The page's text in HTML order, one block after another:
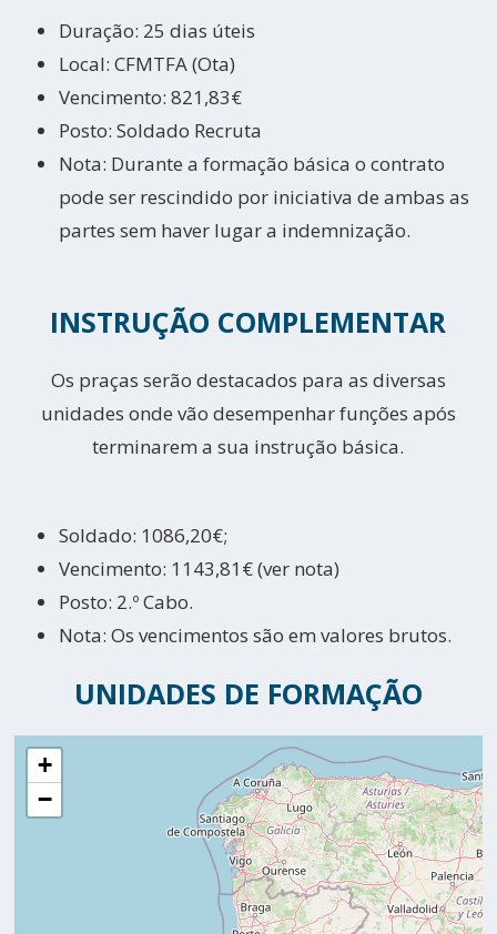
Duração: 25 dias úteis
Local: CFMTFA (Ota)
Vencimento: 821,83€
Posto: Soldado Recruta
Nota: Durante a formação básica o contrato
pode ser rescindido por iniciativa de ambas as
partes sem haver lugar a indemnização.
INSTRUÇÃO COMPLEMENTAR
Os praças serão destacados para as diversas
unidades onde vão desempenhar funções após
terminarem a sua instrução básica.
Soldado: 1086,20€;
Vencimento: 1143,81€ (ver nota)
Posto: 2.º Cabo.
Nota: Os vencimentos são em valores brutos.
UNIDADES DE FORMAÇÃO
+
−